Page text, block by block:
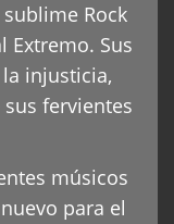
Rock
Extremo. Sus
injusticia,
fervientes
músicos
para el